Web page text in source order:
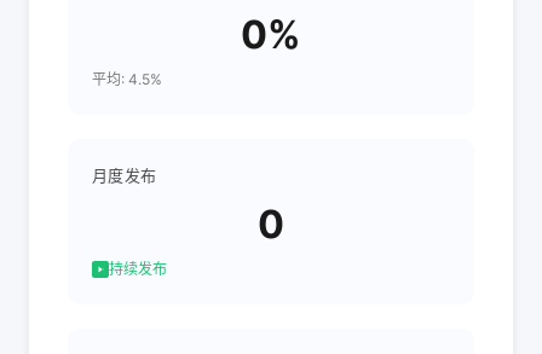
0%
平均: 4.5%
月度发布
0
持续发布